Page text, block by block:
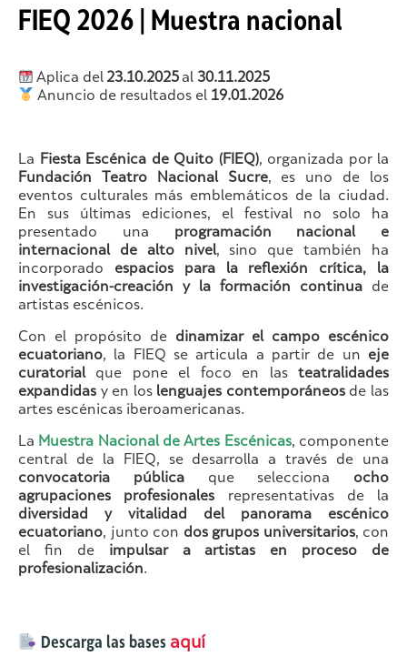
FIEQ 2026 | Muestra nacional
Aplica del 23.10.2025 al 30.11.2025
Anuncio de resultados el 19.01.2026
La Fiesta Escénica de Quito (FIEQ), organizada por la
Fundación Teatro Nacional Sucre, es uno de los
eventos culturales más emblemáticos de la ciudad.
En sus últimas ediciones, el festival no solo ha
presentado una programación nacional e
internacional de alto nivel, sino que también ha
incorporado espacios para la reflexión crítica, la
investigación-creación y la formación continua de
artistas escénicos.
Con el propósito de dinamizar el campo escénico
ecuatoriano, la FIEQ se articula a partir de un eje
curatorialque pone el foco en las teatralidades
expandidas y en los lenguajes contemporáneosde las
artes escénicas iberoamericanas.
La Muestra Nacional de Artes Escénicas, componente
central de la FIEQ, se desarrolla a través de una
convocatoria públicaque selecciona ocho
agrupaciones profesionales representativas de la
diversidad y vitalidad del panorama escénico
ecuatoriano, junto con dos grupos universitarios, con
el fin de impulsar a artistas en proceso de
profesionalización.
Descarga las bases aquí